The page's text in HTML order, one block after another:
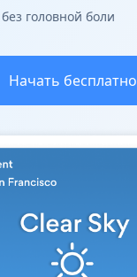
головной боли
Начать бесплатно